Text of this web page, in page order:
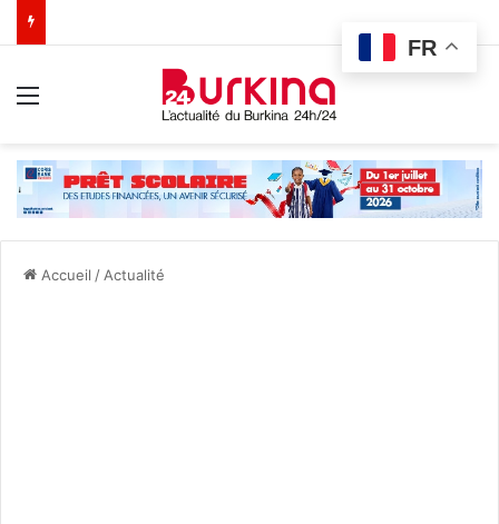
Accueil / Actualité
FR